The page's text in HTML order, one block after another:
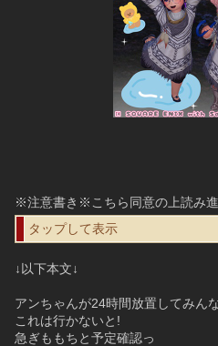
※注意書き※ こちら同意の上読み
タップして表示
↓以下本文↓
アンちゃんが24時間放置してみん
これは行かないと!
急ぎももちと予定確認っ